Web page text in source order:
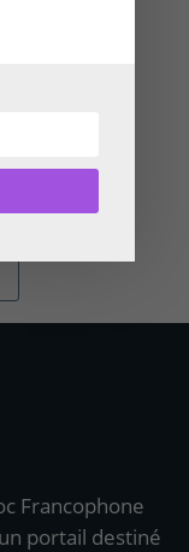
Francophone
portail destiné